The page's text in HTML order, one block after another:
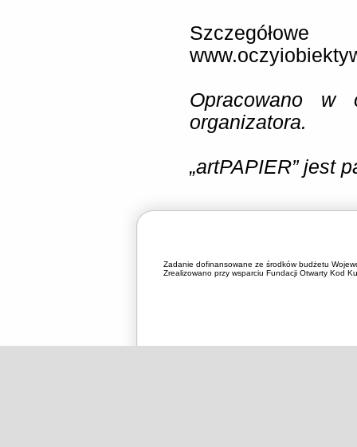
Opracowano w
organizatora.
„artPAPIER” jest
Zadanie dofinansowane ze środków budżetu
Zrealizowano przy wsparciu Fundacji Otwarty Kod